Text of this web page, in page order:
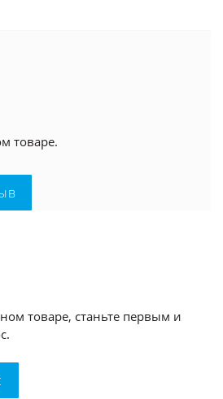
товаре.
товаре, станьте первым и